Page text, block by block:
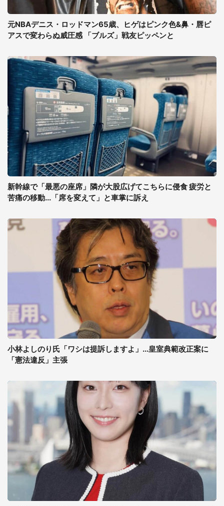
元NBAデニス・ロッドマン65歳、ヒゲはピンク色&鼻・唇ピ
アスで変わらぬ威圧感 「ブルズ」戦友ピッペンと
新幹線で「最悪の座席」隣が大股広げてこちらに侵食 疲労と
苦痛の移動...「席を変えて」と車掌に訴え
小林よしのり氏「ワシは提訴しますよ」...皇室典範改正案に
「憲法違反」主張